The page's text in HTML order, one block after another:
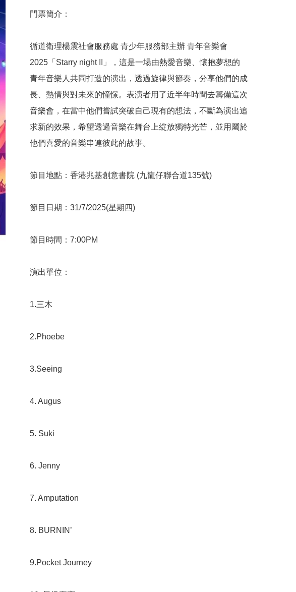
門票簡介：
循道衛理楊震社會服務處 青少年服務部主辦 青年音樂會
2025「Starry night II」，這是一場由熱愛音樂、懷抱夢想的
青年音樂人共同打造的演出，透過旋律與節奏，分享他們的成
長、熱情與對未來的憧憬。表演者用了近半年時間去籌備這次
音樂會，在當中他們嘗試突破自己現有的想法，不斷為演出追
求新的效果，希望透過音樂在舞台上綻放獨特光芒，並用屬於
他們喜愛的音樂串連彼此的故事。
節目地點：香港兆基創意書院 (九龍仔聯合道135號)
節目日期：31/7/2025(星期四)
節目時間：7:00PM
演出單位：
1.三木
2.Phoebe
3.Seeing
4. Augus
5. Suki
6. Jenny
7. Amputation
8. BURNIN’
9.Pocket Journey